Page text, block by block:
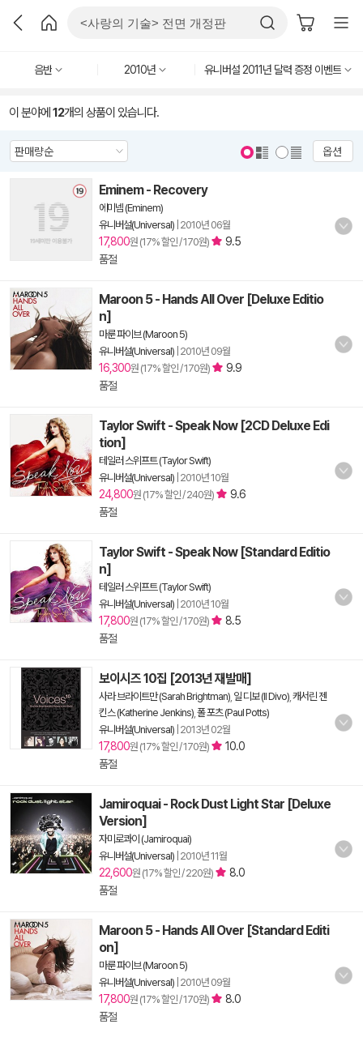
음반 2010년 유니버설 2011년 달력 증정 이벤트
이 분야에 12개의 상품이 있습니다.
옵션
Eminem - Recovery
에미넴 (Eminem)
유니버설(Universal) 2010년 06월
17,800원 (17% 할인 / 170원)
9.5
품절
Maroon 5 - Hands All Over [Deluxe Editio
n]
마룬 파이브 (Maroon 5)
유니버설(Universal) 2010년 09월
16,300원 (17% 할인 / 170원)
9.9
품절
Taylor Swift - Speak Now [2CD Deluxe Edi
tion]
테일러 스위프트 (Taylor Swift)
유니버설(Universal) 2010년 10월
24,800원 (17% 할인 / 240원)
9.6
품절
Taylor Swift - Speak Now [Standard Editio
n]
테일러 스위프트 (Taylor Swift)
유니버설(Universal) 2010년 10월
17,800원 (17% 할인 / 170원)
8.5
품절
보이시즈 10집 [2013년 재발매]
사라 브라이트만 (Sarah Brightman) 일 디보 (Il Divo) 캐서린 젠
킨스 (Katherine Jenkins) 폴 포츠 (Paul Potts)
유니버설(Universal) 2013년 02월
17,800원 (17% 할인 / 170원)
10.0
품절
Jamiroquai - Rock Dust Light Star [Deluxe
Version]
자미로콰이 (Jamiroquai)
유니버설(Universal) 2010년 11월
22,600원 (17% 할인 / 220원)
8.0
품절
Maroon 5 - Hands All Over [Standard Editi
on]
마룬 파이브 (Maroon 5)
유니버설(Universal) 2010년 09월
17,800원 (17% 할인 / 170원)
8.0
품절